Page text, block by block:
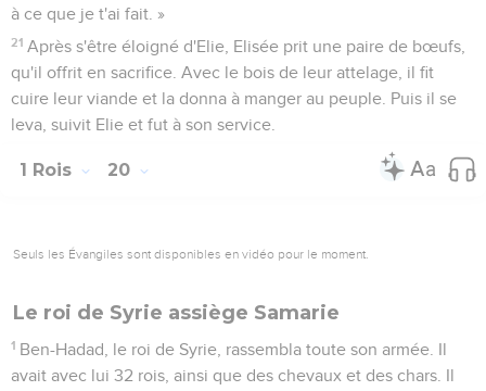
à ce que je t'ai fait. »
21 Après s'être éloigné d'Elie, Elisée prit une paire de bœufs,
qu'il offrit en sacrifice. Avec le bois de leur attelage, il fit
cuire leur viande et la donna à manger au peuple. Puis il se
leva, suivit Elie et fut à son service.
1 Rois 20
Seuls les Évangiles sont disponibles en vidéo pour le moment.
Le roi de Syrie assiège Samarie
1 Ben-Hadad, le roi de Syrie, rassembla toute son armée. Il
avait avec lui 32 rois, ainsi que des chevaux et des chars. Il